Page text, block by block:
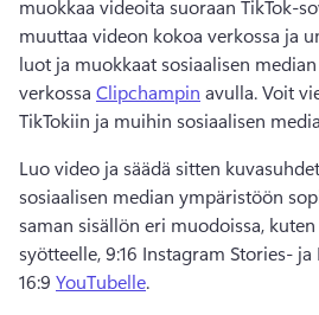
muokkaa videoita suoraan TikTok-
muuttaa videon kokoa verkossa ja
luot ja muokkaat sosiaalisen
verkossa Clipchampin avulla. Voit
TikTokiin ja muihin sosiaalisen
Luo video ja säädä sitten
sosiaalisen median ympäristöön
saman sisällön eri muodoissa, kuten
syötteelle, 9:16 Instagram Stories-
16:9 YouTubelle.